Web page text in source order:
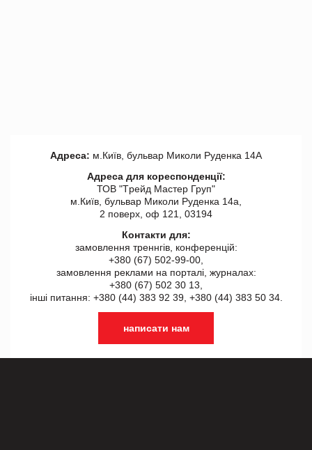
Адреса: м.Київ, бульвар Миколи Руденка 14А
Адреса для кореспонденції:
ТОВ "Tрейд Мастер Груп"
м.Київ, бульвар Миколи Руденка 14а,
2 поверх, оф 121, 03194
Контакти для:
замовлення треннгів, конференцій:
+380 (67) 502-99-00,
замовлення реклами на порталі, журналах:
+380 (67) 502 30 13,
інші питання: +380 (44) 383 92 39, +380 (44) 383 50 34.
написати нам